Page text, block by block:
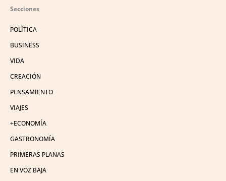
Secciones
POLÍTICA
BUSINESS
VIDA
CREACIÓN
PENSAMIENTO
VIAJES
+ECONOMÍA
GASTRONOMÍA
PRIMERAS PLANAS
EN VOZ BAJA